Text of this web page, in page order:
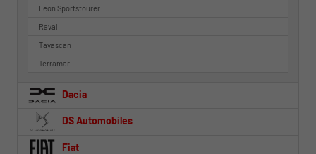
Leon Sportstourer
Raval
Tavascan
Terramar
Dacia
DS Automobiles
Fiat